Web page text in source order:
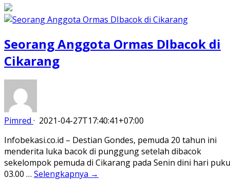
Seorang Anggota Ormas DIbacok di
Cikarang
Pimred · 2021-04-27T17:40:41+07:00
Infobekasi.co.id – Destian Gondes, pemuda 20 tahun ini
menderita luka bacok di punggung setelah dibacok
sekelompok pemuda di Cikarang pada Senin dini hari
03.00 … Selengkapnya →